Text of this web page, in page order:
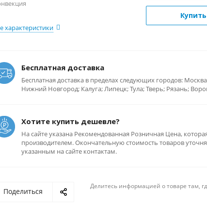
характеристики
Бесплатная доставка
Бесплатная доставка в пределах следующих городов:
Нижний Новгород; Калуга; Липецк; Тула; Тверь; Рязань;
Хотите купить дешевле?
На сайте указана Рекомендованная Розничная Цена,
производителем. Окончательную стоимость товаров
указанным на сайте контактам.
Поделиться
Делитесь информацией о товаре там,